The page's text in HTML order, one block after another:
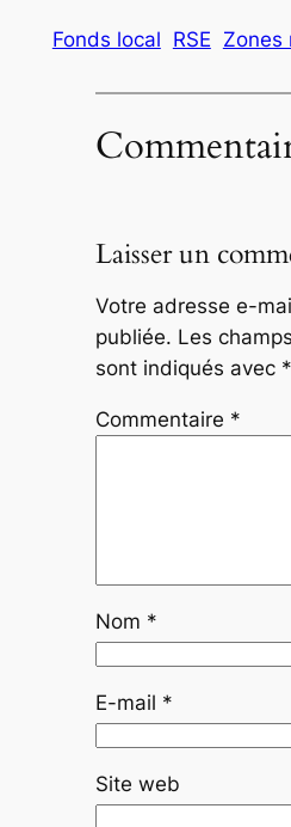
Fonds local RSE Zones
Laisser un
Votre adresse e-
publiée. Les
sont indiqués avec *
Commentaire *
Nom *
E-mail *
Site web